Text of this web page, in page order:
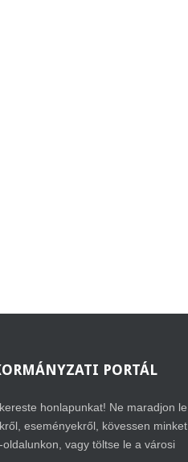
PORTÁL
honlapunkat! Ne maradjon le
eseményekről, kövessen minket
vagy töltse le a városi